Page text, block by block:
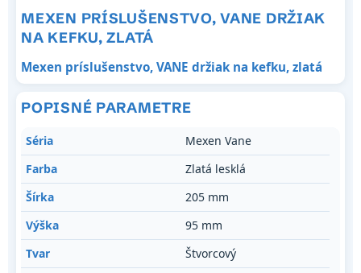
MEXEN PRÍSLUŠENSTVO, VANE DRŽIAK
NA KEFKU, ZLATÁ
Mexen príslušenstvo, VANE držiak na kefku, zlatá
POPISNÉ PARAMETRE
Séria
Mexen Vane
Farba
Zlatá lesklá
Šírka
205 mm
Výška
95 mm
Tvar
Štvorcový